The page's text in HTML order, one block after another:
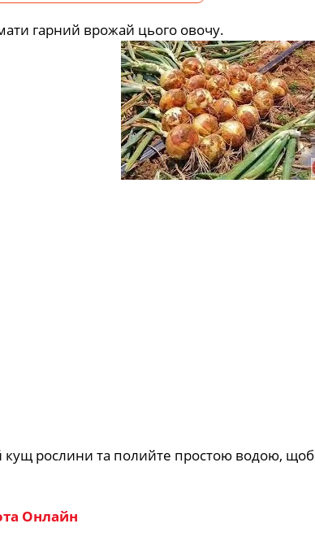
гарний врожай цього овочу.
кущ рослини та полийте простою водою, щоб
Онлайн